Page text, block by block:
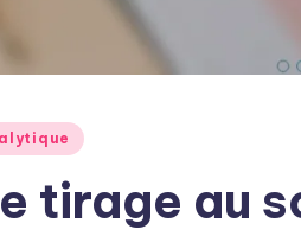
tirage au